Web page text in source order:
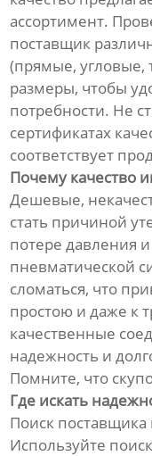
ассортимент.
поставщик
(прямые, угловые,
размеры, чтобы
потребности. Не
сертификатах
соответствует
Почему качество
Дешевые,
стать причиной
потере давления
пневматической
сломаться, что
простою и даже к
качественные
надежность и
Помните, что
Где искать
Поиск поставщика
Используйте